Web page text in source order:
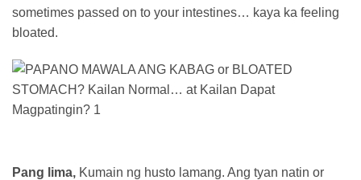
sometimes passed on to your intestines… kaya ka feeling
bloated.
Pang lima, Kumain ng husto lamang. Ang tyan natin or